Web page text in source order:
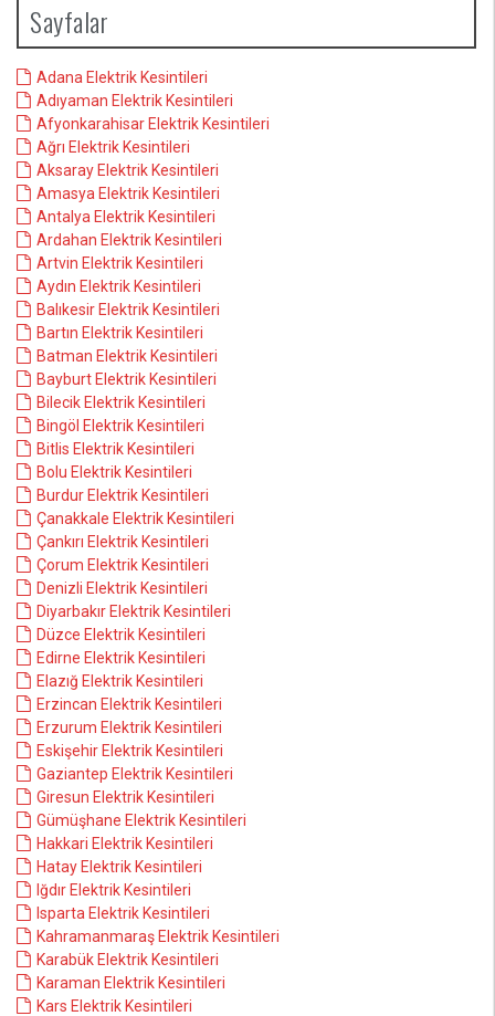
Sayfalar
Adana Elektrik Kesintileri
Adıyaman Elektrik Kesintileri
Afyonkarahisar Elektrik Kesintileri
Ağrı Elektrik Kesintileri
Aksaray Elektrik Kesintileri
Amasya Elektrik Kesintileri
Antalya Elektrik Kesintileri
Ardahan Elektrik Kesintileri
Artvin Elektrik Kesintileri
Aydın Elektrik Kesintileri
Balıkesir Elektrik Kesintileri
Bartın Elektrik Kesintileri
Batman Elektrik Kesintileri
Bayburt Elektrik Kesintileri
Bilecik Elektrik Kesintileri
Bingöl Elektrik Kesintileri
Bitlis Elektrik Kesintileri
Bolu Elektrik Kesintileri
Burdur Elektrik Kesintileri
Çanakkale Elektrik Kesintileri
Çankırı Elektrik Kesintileri
Çorum Elektrik Kesintileri
Denizli Elektrik Kesintileri
Diyarbakır Elektrik Kesintileri
Düzce Elektrik Kesintileri
Edirne Elektrik Kesintileri
Elazığ Elektrik Kesintileri
Erzincan Elektrik Kesintileri
Erzurum Elektrik Kesintileri
Eskişehir Elektrik Kesintileri
Gaziantep Elektrik Kesintileri
Giresun Elektrik Kesintileri
Gümüşhane Elektrik Kesintileri
Hakkari Elektrik Kesintileri
Hatay Elektrik Kesintileri
Iğdır Elektrik Kesintileri
Isparta Elektrik Kesintileri
Kahramanmaraş Elektrik Kesintileri
Karabük Elektrik Kesintileri
Karaman Elektrik Kesintileri
Kars Elektrik Kesintileri